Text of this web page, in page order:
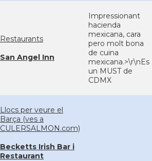
Restaurants
San Angel Inn
Impressionant
hacienda
mexicana, cara
pero molt bona
de cuina
mexicana.>\r\nEs
un MUST de
CDMX
Llocs per veure el
Barça (ves a
CULERSALMON.com)
Becketts Irish Bar i
Restaurant